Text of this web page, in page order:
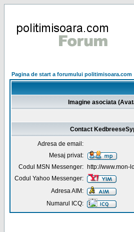
Pagina de start a forumului politimisoara.com
Imagine asociata
Contact
Adresa de email:
Mesaj privat:
Codul MSN Messenger:
http://www.mon-
Codul Yahoo Messenger:
Adresa AIM:
Numarul ICQ: